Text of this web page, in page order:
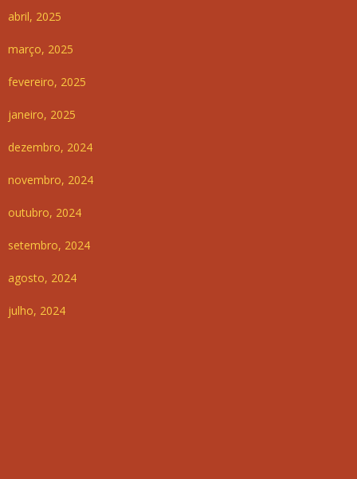
abril, 2025
março, 2025
fevereiro, 2025
janeiro, 2025
dezembro, 2024
novembro, 2024
outubro, 2024
setembro, 2024
agosto, 2024
julho, 2024